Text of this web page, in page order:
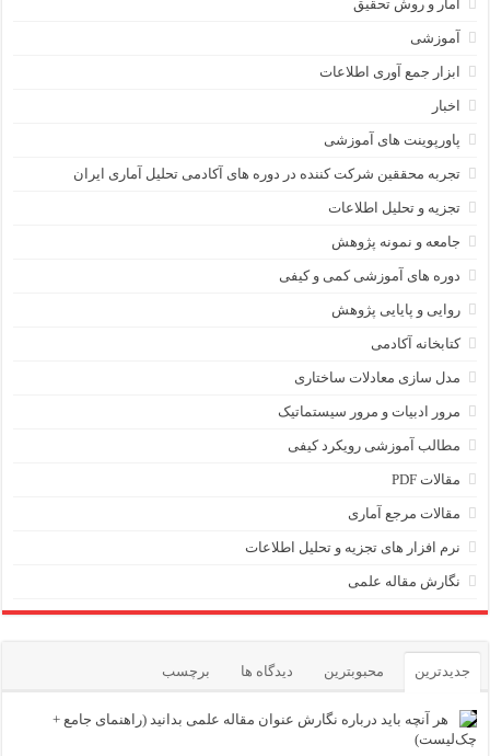
آمار و روش تحقیق
آموزشی
ابزار جمع آوری اطلاعات
اخبار
پاورپوینت های آموزشی
تجربه محققین شرکت کننده در دوره های آکادمی تحلیل آماری ایران
تجزیه و تحلیل اطلاعات
جامعه و نمونه پژوهش
دوره های آموزشی کمی و کیفی
روایی و پایایی پژوهش
کتابخانه آکادمی
مدل سازی معادلات ساختاری
مرور ادبیات و مرور سیستماتیک
مطالب آموزشی رویکرد کیفی
مقالات PDF
مقالات مرجع آماری
نرم افزار های تجزیه و تحلیل اطلاعات
نگارش مقاله علمی
جدیدترین محبوبترین دیدگاه ها برچسب
هر آنچه باید درباره نگارش عنوان مقاله علمی بدانید (راهنمای جامع +
چک‌لیست)